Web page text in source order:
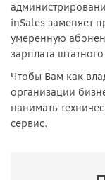
inSales заменяет
умеренную
зарплата
Чтобы Вам как
организации
нанимать
сервис.